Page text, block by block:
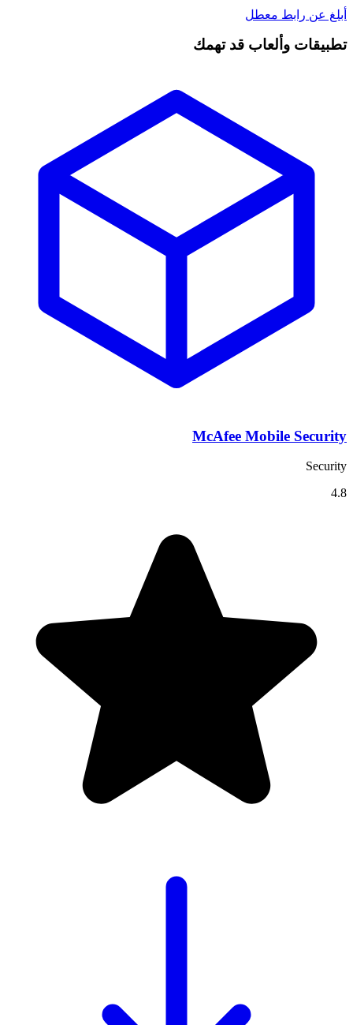
أبلغ عن رابط معطل
تطبيقات وألعاب قد تهمك
McAfee Mobile Security
Security
4.8